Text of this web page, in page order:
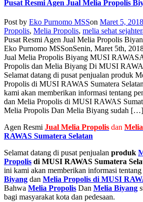
Pusat Resmi Agen Jual Melia Propolis
Post by Eko Purnomo MSSon Maret 5, 2018
Propolis, Melia Propolis, melia sehat
Pusat Resmi Agen Jual Melia Propolis
Eko Purnomo MSSonSenin, Maret 5th,
Jual Melia Propolis Biyang MUSI RAWAS
Propolis dan Melia Biyang Di MUSI
Selamat datang di pusat penjualan produk
Propolis di MUSI RAWAS Sumatera
kami akan memberikan informasi tentang
dan Melia Propolis di MUSI RAWAS
Melia Propolis Dan Melia Biyang sudah […]
Agen Resmi Jual Melia Propolis dan
RAWAS Sumatera Selatan
Selamat datang di pusat penjualan produk
Propolis di MUSI RAWAS Sumatera
ini kami akan memberikan informasi tentang
Biyang dan Melia Propolis di MUSI
Bahwa Melia Propolis Dan Melia Biyang
bagi masyarakat kota dan pedesaan.